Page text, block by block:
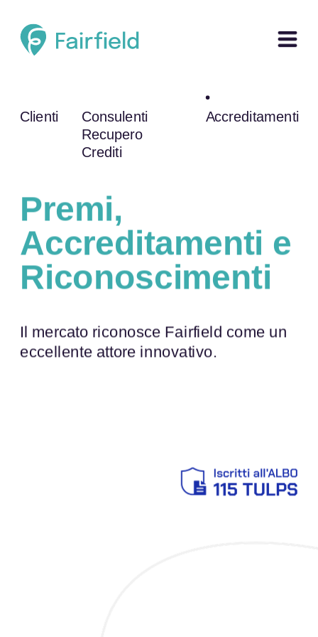
Premi,
Accreditamenti e
Il mercato riconosce Fairfield come un
eccellente attore innovativo.
Clienti
Consulenti
Recupero
Crediti
Accreditamenti